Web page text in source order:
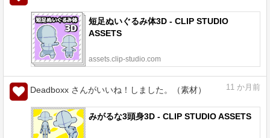
短足ぬいぐるみ体3D - CLIP STUDIO
ASSETS
assets.clip-studio.com
Deadboxx さんがいいね！しました。（素材） 11 か月前
みがるな3頭身3D - CLIP STUDIO ASSETS